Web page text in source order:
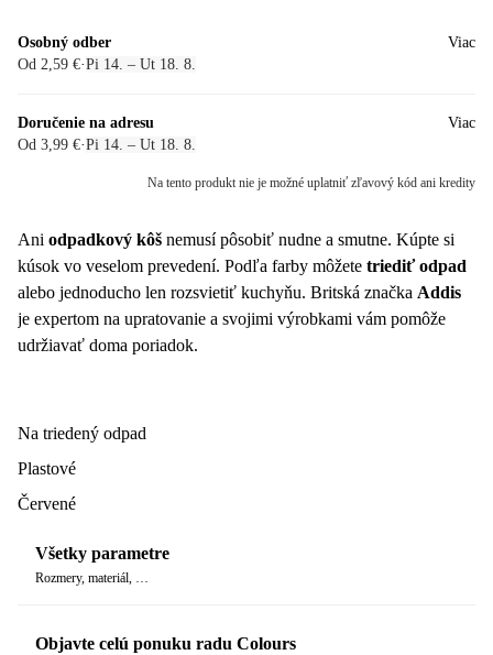
Osobný odber
Od 2,59 €·Pi 14. – Ut 18. 8.
Viac
Doručenie na adresu
Od 3,99 €·Pi 14. – Ut 18. 8.
Viac
Na tento produkt nie je možné uplatniť zľavový kód ani kredity
Ani odpadkový kôš nemusí pôsobiť nudne a smutne. Kúpte si
kúsok vo veselom prevedení. Podľa farby môžete triediť odpad
alebo jednoducho len rozsvietiť kuchyňu. Britská značka Addis
je expertom na upratovanie a svojimi výrobkami vám pomôže
udržiavať doma poriadok.
Na triedený odpad
Plastové
Červené
Všetky parametre
Rozmery, materiál, …
Objavte celú ponuku radu Colours